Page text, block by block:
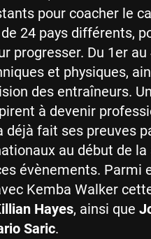
pour coacher le
24 pays différents,
progresser. Du 1er au
et physiques,
des entraîneurs.
à devenir
déjà fait ses preuves
au début de la
évènements. Parmi
Kemba Walker
Hayes, ainsi que
Saric.